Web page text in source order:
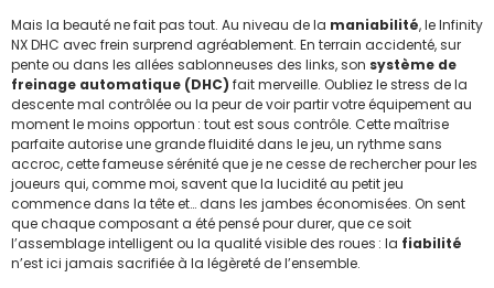
Mais la beauté ne fait pas tout. Au niveau de la maniabilité, le Infinity
NX DHC avec frein surprend agréablement. En terrain accidenté, sur
pente ou dans les allées sablonneuses des links, son système de
freinage automatique (DHC) fait merveille. Oubliez le stress de la
descente mal contrôlée ou la peur de voir partir votre équipement au
moment le moins opportun : tout est sous contrôle. Cette maîtrise
parfaite autorise une grande fluidité dans le jeu, un rythme sans
accroc, cette fameuse sérénité que je ne cesse de rechercher pour les
joueurs qui, comme moi, savent que la lucidité au petit jeu
commence dans la tête et… dans les jambes économisées. On sent
que chaque composant a été pensé pour durer, que ce soit
l’assemblage intelligent ou la qualité visible des roues : la fiabilité
n’est ici jamais sacrifiée à la légèreté de l’ensemble.